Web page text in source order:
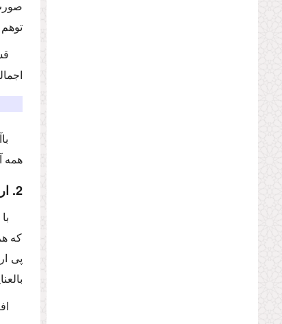
همه
2. ارادی ‌نبودن اراده و قصد
كه
پی